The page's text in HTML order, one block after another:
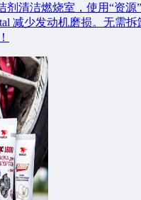
剂清洁燃烧室，使用“资源
减少发动机磨损。无需